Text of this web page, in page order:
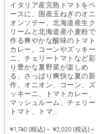
イタリア産完熟トマトをベ
ースに、国産玉ねぎのオニ
オンソテー、北海道産生ク
リームと北海道産小麦粉で
作る爽やかな酸味のトマト
カレー。コーンやズッキー
ニ、チェリートマトなど彩
り豊かな夏野菜が楽しめ
る、さっぱり爽快な夏の新
作。オニオン、コーン、ズ
ッキーニ、トマトカレー、
マッシュルーム、チェリー
トマト、トマ...
¥1,740 (税込) ~ ¥2,020 (税込) ~